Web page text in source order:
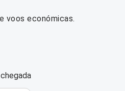
voos económicas.